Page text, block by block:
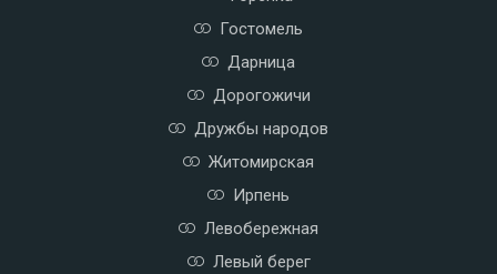
Гостомель
Дарница
Дорогожичи
Дружбы народов
Житомирская
Ирпень
Левобережная
Левый берег